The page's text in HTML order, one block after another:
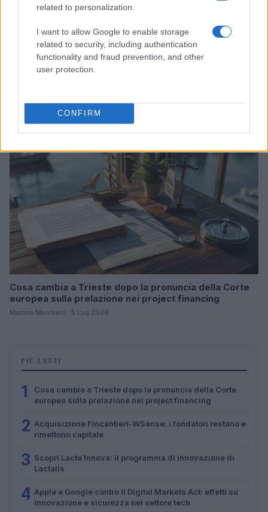
related to personalization.
I want to allow Google to enable storage
related to security, including authentication
functionality and fraud prevention, and other
user protection.
CONFIRM
Acquisizione Fincantieri-WSense: i fondatori restano
Cosa cambia a Trieste dopo la pronuncia della Corte
europea sulla prelazione nei project financing
Martina Marchesi · 5 Lug 2026
PIÙ LETTI
1
Cosa cambia a Trieste dopo la pronuncia della Corte
europea sulla prelazione nei project financing
2 Acquisizione Fincantieri-WSense: i fondatori restano e
rimettono capitale
3 Scopri Lacta Innova: il programma di innovazione di
Lactalis
4 Apple e Google contro il Digital Markets Act: effetti su
innovazione e sicurezza nel settore tech